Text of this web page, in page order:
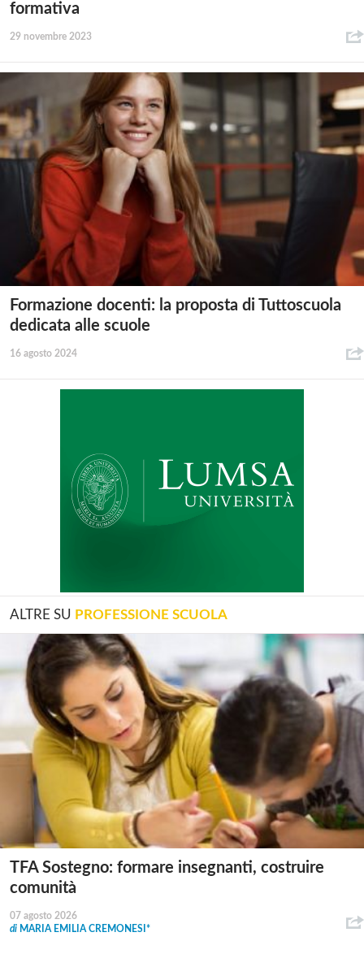
formativa
29 novembre 2023
Formazione docenti: la proposta di Tuttoscuola
dedicata alle scuole
16 agosto 2024
ALTRE SU PROFESSIONE SCUOLA
TFA Sostegno: formare insegnanti, costruire
comunità
07 agosto 2026
di MARIA EMILIA CREMONESI*